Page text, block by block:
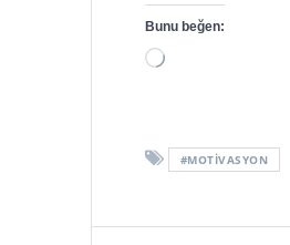
Bunu beğen:
Yükleniyor...
#MOTIVASYON